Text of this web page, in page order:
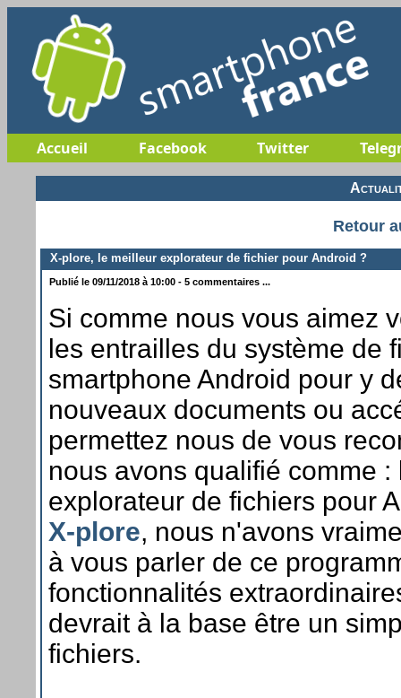
Accueil Facebook Twitter
Retour
X-plore, le meilleur explorateur de fichier pour Android ?
Publié le 09/11/2018 à 10:00 - 5 commentaires ...
Si comme nous vous aimez
les entrailles du système de
smartphone Android pour y
nouveaux documents ou
permettez nous de vous
nous avons qualifié comme :
explorateur de fichiers pour
X-plore, nous n'avons
à vous parler de ce
fonctionnalités
devrait à la base être un
fichiers.